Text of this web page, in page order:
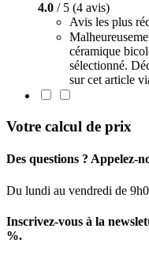
4.0 / 5 (4 avis)
Avis les plus
céramique
sélectionné.
sur cet article
Votre calcul de prix
Des questions ? Appelez-
Du lundi au vendredi de
Inscrivez-vous à la
%.